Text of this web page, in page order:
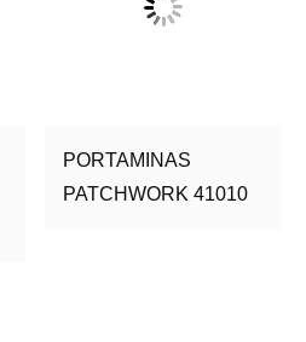
PORTAMINAS
PATCHWORK 41010